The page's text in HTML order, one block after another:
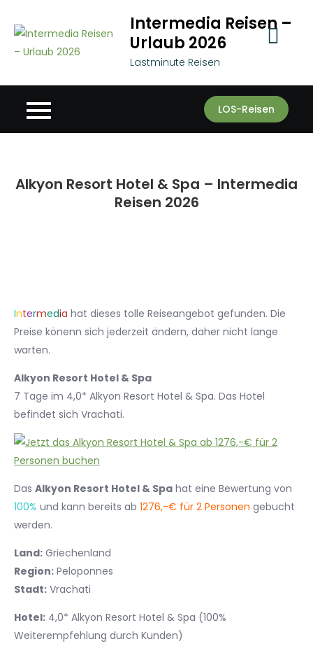
content
Intermedia Reisen –
Urlaub 2026
Lastminute Reisen
LOS-Reisen
Alkyon Resort Hotel & Spa – Intermedia
Reisen 2026
Intermedia hat dieses tolle Reiseangebot gefunden. Die
Preise könenn sich jederzeit ändern, daher nicht lange
warten.
Alkyon Resort Hotel & Spa
7 Tage im 4,0* Alkyon Resort Hotel & Spa. Das Hotel
befindet sich Vrachati.
Das Alkyon Resort Hotel & Spa hat eine Bewertung von
100% und kann bereits ab 1276,-€ für 2 Personen gebucht
werden.
Land: Griechenland
Region: Peloponnes
Stadt: Vrachati
Hotel: 4,0* Alkyon Resort Hotel & Spa (100%
Weiterempfehlung durch Kunden)